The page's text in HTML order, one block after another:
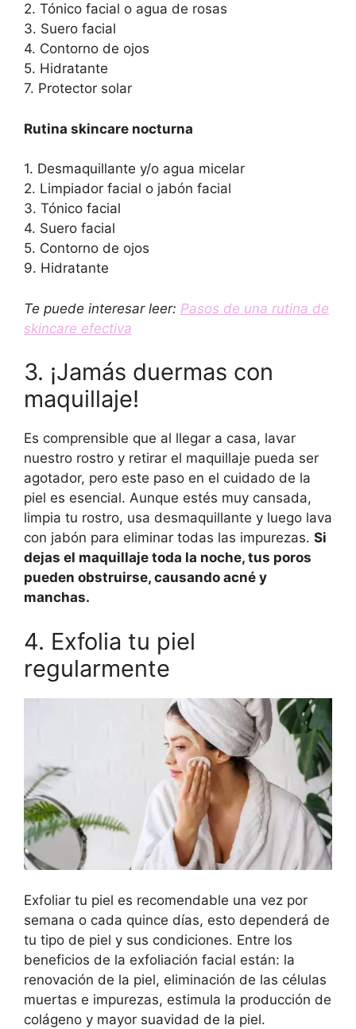
2. Tónico facial o agua de rosas
3. Suero facial
4. Contorno de ojos
5. Hidratante
7. Protector solar
Rutina skincare nocturna
1. Desmaquillante y/o agua micelar
2. Limpiador facial o jabón facial
3. Tónico facial
4. Suero facial
5. Contorno de ojos
9. Hidratante
Te puede interesar leer: Pasos de una rutina de
skincare efectiva
3. ¡Jamás duermas con
maquillaje!
Es comprensible que al llegar a casa, lavar
nuestro rostro y retirar el maquillaje pueda ser
agotador, pero este paso en el cuidado de la
piel es esencial. Aunque estés muy cansada,
limpia tu rostro, usa desmaquillante y luego lava
con jabón para eliminar todas las impurezas. Si
dejas el maquillaje toda la noche, tus poros
pueden obstruirse, causando acné y
manchas.
4. Exfolia tu piel
regularmente
Exfoliar tu piel es recomendable una vez por
semana o cada quince días, esto dependerá de
tu tipo de piel y sus condiciones. Entre los
beneficios de la exfoliación facial están: la
renovación de la piel, eliminación de las células
muertas e impurezas, estimula la producción de
colágeno y mayor suavidad de la piel.